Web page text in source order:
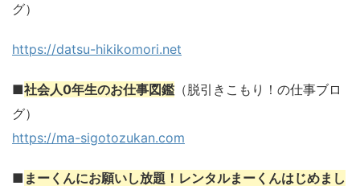
グ）
https://datsu-hikikomori.net
■社会人0年生のお仕事図鑑 （脱引きこもり！の仕事ブロ
グ）
https://ma-sigotozukan.com
■ まーくんにお願いし放題！レンタルまーくんはじめまし